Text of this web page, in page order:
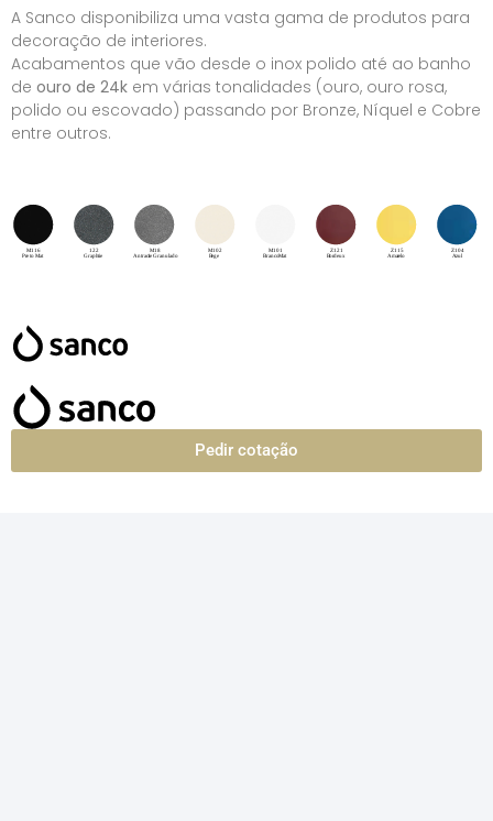
A Sanco disponibiliza uma vasta gama de produtos para
decoração de interiores.
Acabamentos que vão desde o inox polido até ao banho
de ouro de 24k em várias tonalidades (ouro, ouro rosa,
polido ou escovado) passando por Bronze, Níquel e Cobre
entre outros.
Pedir cotação